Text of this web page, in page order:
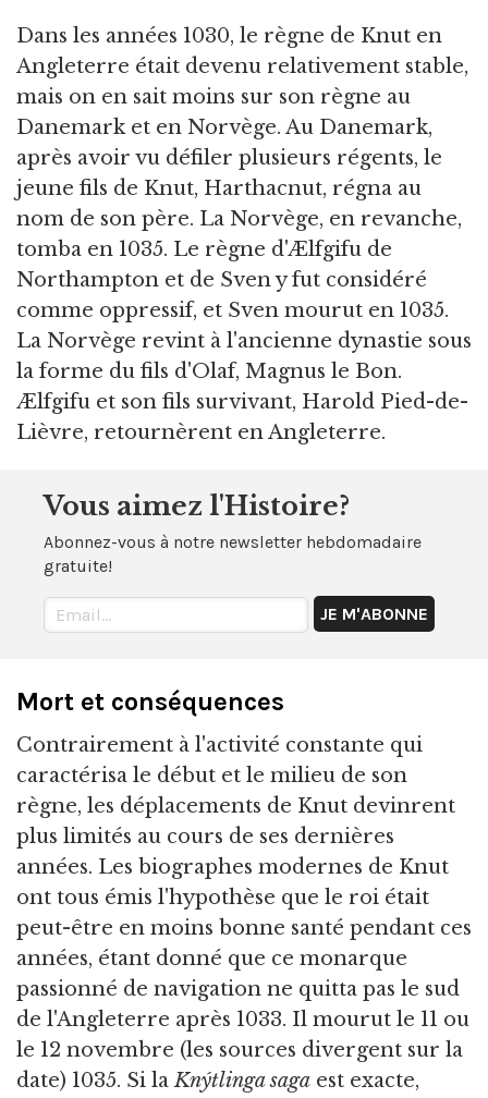
Dans les années 1030, le règne de Knut en
Angleterre était devenu relativement stable,
mais on en sait moins sur son règne au
Danemark et en Norvège. Au Danemark,
après avoir vu défiler plusieurs régents, le
jeune fils de Knut, Harthacnut, régna au
nom de son père. La Norvège, en revanche,
tomba en 1035. Le règne d'Ælfgifu de
Northampton et de Sven y fut considéré
comme oppressif, et Sven mourut en 1035.
La Norvège revint à l'ancienne dynastie sous
la forme du fils d'Olaf, Magnus le Bon.
Ælfgifu et son fils survivant, Harold Pied-de-
Lièvre, retournèrent en Angleterre.
Vous aimez l'Histoire?
Abonnez-vous à notre newsletter hebdomadaire
gratuite!
Mort et conséquences
Contrairement à l'activité constante qui
caractérisa le début et le milieu de son
règne, les déplacements de Knut devinrent
plus limités au cours de ses dernières
années. Les biographes modernes de Knut
ont tous émis l'hypothèse que le roi était
peut-être en moins bonne santé pendant ces
années, étant donné que ce monarque
passionné de navigation ne quitta pas le sud
de l'Angleterre après 1033. Il mourut le 11 ou
le 12 novembre (les sources divergent sur la
date) 1035. Si laKnýtlinga saga est exacte,